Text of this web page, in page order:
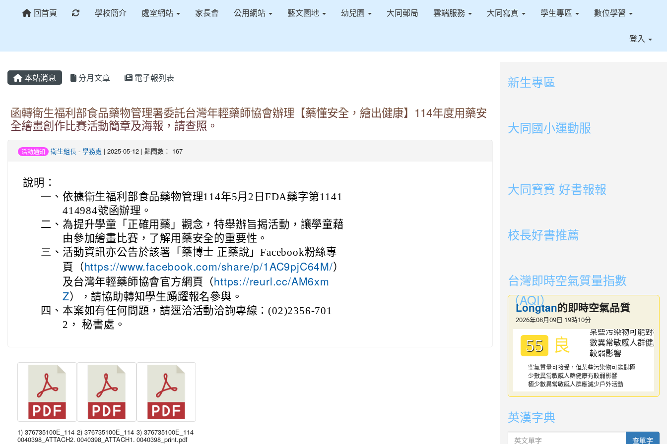
回首頁 重新取得佈景設定
學校簡介 處室網站 家長會 公用網站 藝文園地 幼兒園 大同郵局 雲端服務 大同寫真 學生專區 數位學習
登入
本站消息 分月文章 電子報列表
函轉衛生福利部食品藥物管理署委託台灣年輕藥師協會辦理【藥懂安全，繪出健康】114年度用藥安
全繪畫創作比賽活動簡章及海報，請查照。
活動通知 衛生組長 - 學務處 | 2025-05-12 | 點閱數： 167
說明：
一、 依據衛生福利部食品藥物管理114年5月2日FDA藥字第1141
414984號函辦理。
二、 為提升學童「正確用藥」觀念，特舉辦旨揭活動，讓學童藉
由參加繪畫比賽，了解用藥安全的重要性。
三、 活動資訊亦公告於該署「藥博士 正藥說」Facebook粉絲專
頁（https://www.facebook.com/share/p/1AC9pjC64M/）
及台灣年輕藥師協會官方網頁（https://reurl.cc/AM6xm
Z），請協助轉知學生踴躍報名參與。
四、 本案如有任何問題，請逕洽活動洽詢專線：(02)2356-701
2， 秘書處。
1) 376735100E_114
0040398_ATTACH2.
2) 376735100E_114
0040398_ATTACH1.
3) 376735100E_114
0040398_print.pdf
新生專區
大同國小運動服
大同寶寶 好書報報
校長好書推薦
台灣即時空氣質量指數
（AQI）
Longtan的即時空氣品質
2026年08月09日 19時10分
55 良
空氣質量可接受，但某些污染物可能對極
少數異常敏感人群健康有較弱影響
極少數異常敏感人群應減少戶外活動
英漢字典
英文單字 查單字